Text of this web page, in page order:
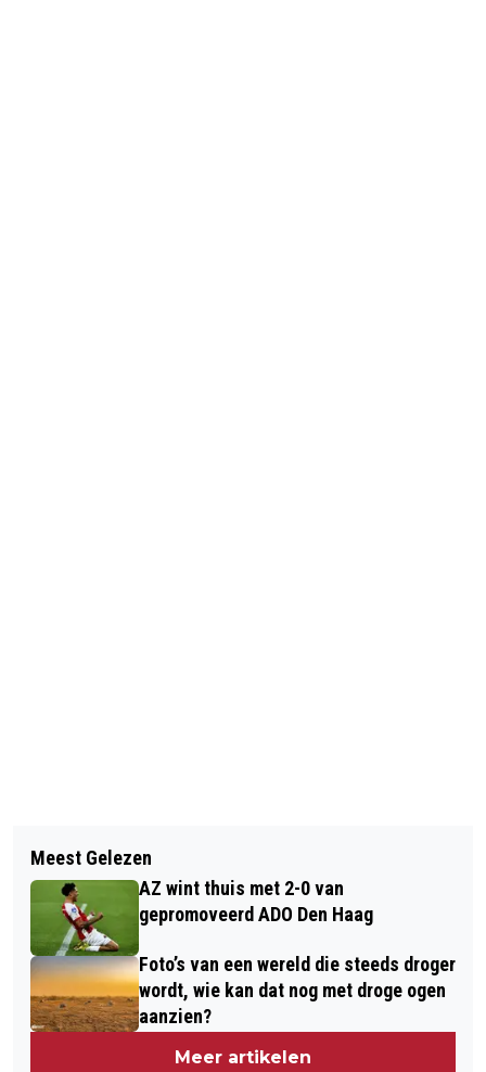
GRATIS OPLEIDING TOT
ZWEMONDERWIJZER MET
BAANGARANTIE IN REGIO ALKMAAR
KERMIS HEEMSKERK WEER
LOSGEBARSTEN MET TRADITIONEEL
EERSTE DEUNTJE
Meest Gelezen
AZ wint thuis met 2-0 van
gepromoveerd ADO Den Haag
Foto’s van een wereld die steeds droger
wordt, wie kan dat nog met droge ogen
aanzien?
Meer artikelen